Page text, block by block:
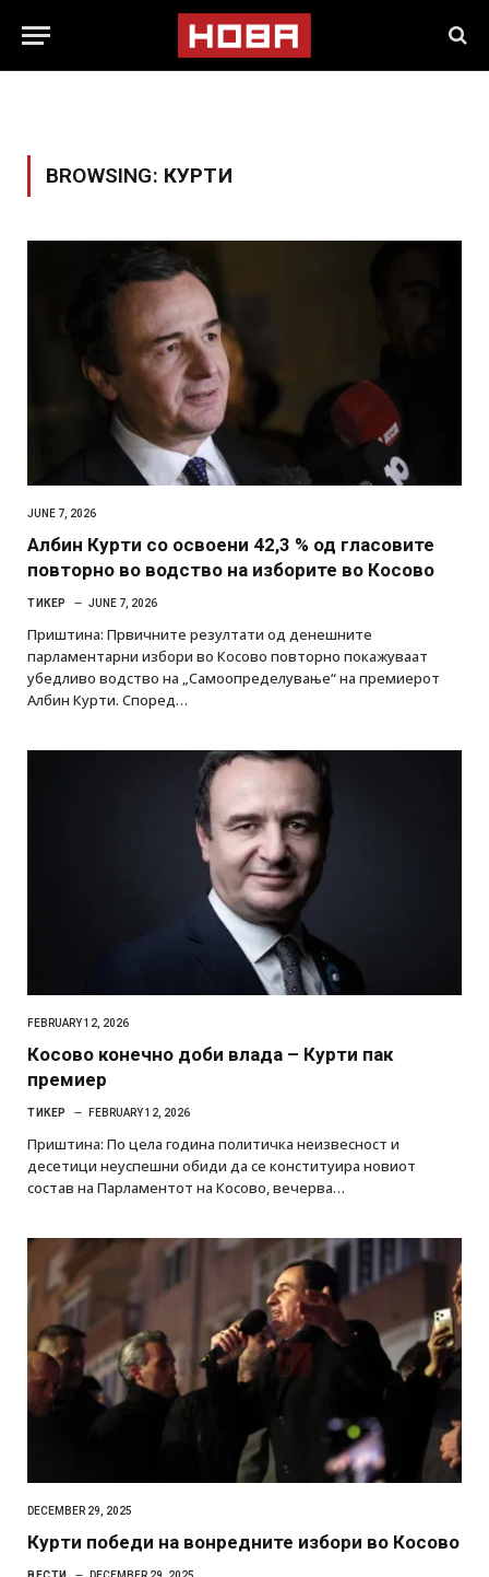
BROWSING: КУРТИ
JUNE 7, 2026
Албин Курти со освоени 42,3 % од гласовите
повторно во водство на изборите во Косово
ТИКЕР JUNE 7, 2026
Приштина: Првичните резултати од денешните
парламентарни избори во Косово повторно покажуваат
убедливо водство на „Самоопределување“ на премиерот
Албин Курти. Според…
FEBRUARY 12, 2026
Косово конечно доби влада – Курти пак
премиер
ТИКЕР FEBRUARY 12, 2026
Приштина: По цела година политичка неизвесност и
десетици неуспешни обиди да се конституира новиот
состав на Парламентот на Косово, вечерва…
DECEMBER 29, 2025
Курти победи на вонредните избори во Косово